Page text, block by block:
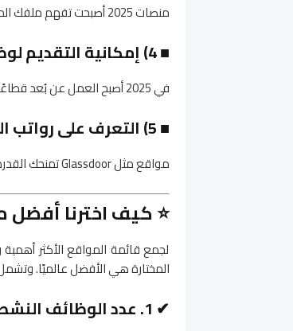
منصات 2025 أصبحت تفهم ملفك المهني، وتقترح عليك فرصًا تتناسب مع خبراتك بنسبة تصل إلى 90%.
■4) إمكانية التقديم لوظائف عن بعد
في 2025 أصبح العمل عن بُعد قطاعًا ضخمًا يوفر ملايين الوظائف.
■5) التعرف على رواتب السوق ومعايير الشركات
مواقع مثل Glassdoor تمنحك القدرة على مقارنة الرواتب وتحليل ثقافة الشركات.
⭐كيف اخترنا أفضل
لجمع قائمة المواقع الأكثر
المختارة هي الأفضل عالميًا.
✔ 1. عدد الوظائف النشطة على الموقع